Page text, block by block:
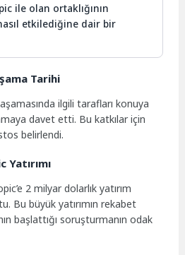
ile olan ortaklığının
etkilediğine dair bir
Tarihi
ilgili tarafları konuya
davet etti. Bu katkılar için
belirlendi.
2 milyar dolarlık yatırım
Bu büyük yatırımın rekabet
başlattığı soruşturmanın odak